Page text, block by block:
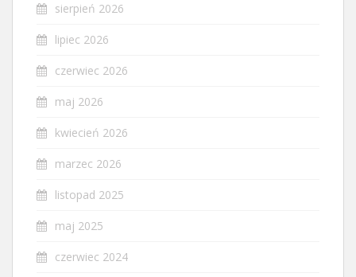
sierpień 2026
lipiec 2026
czerwiec 2026
maj 2026
kwiecień 2026
marzec 2026
listopad 2025
maj 2025
czerwiec 2024